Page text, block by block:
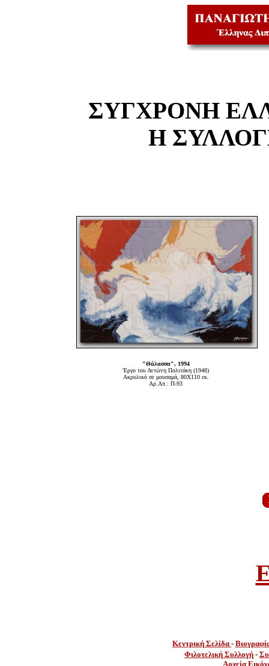
ΣΥΓΧΡΟΝΗ
Η
"Θάλασσα", 1994
'Εργο του Αντώνη Πολιτάκη (1948)
Ακρυλικό σε μουσαμά, 80Χ110 εκ.
Αρ.Απ.: Π-93
Κεντρική Σελίδα -
Φιλοτελική Συλλογή -
Αρχεία